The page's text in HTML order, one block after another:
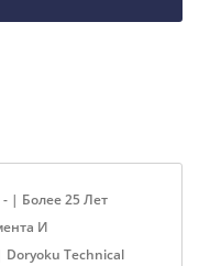
| Более 25 Лет
И
Doryoku Technical